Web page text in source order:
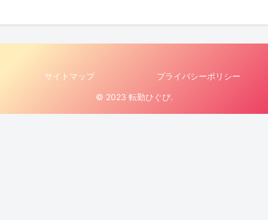
サイトマップ プライバシーポリシー
© 2023 転勤ひぐぴ.